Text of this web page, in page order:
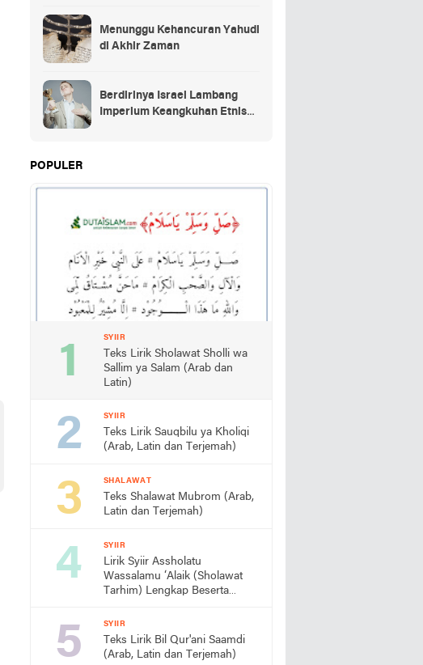
Menunggu Kehancuran Yahudi
di Akhir Zaman
Berdirinya Israel Lambang
Imperium Keangkuhan Etnis
POPULER
SYIIR
Teks Lirik Sholawat Sholli wa
Sallim ya Salam (Arab dan
Latin)
SYIIR
Teks Lirik Sauqbilu ya Kholiqi
(Arab, Latin dan Terjemah)
SHALAWAT
Teks Shalawat Mubrom (Arab,
Latin dan Terjemah)
SYIIR
Lirik Syiir Assholatu
Wassalamu ‘Alaik (Sholawat
Tarhim) Lengkap Beserta
SYIIR
Teks Lirik Bil Qur'ani Saamdi
(Arab, Latin dan Terjemah)